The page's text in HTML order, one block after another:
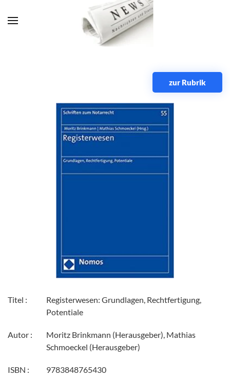
Zum Hauptinhalt springen
zur Rubrik
Titel :
Registerwesen: Grundlagen, Rechtfertigung,
Potentiale
Autor :
Moritz Brinkmann (Herausgeber), Mathias
Schmoeckel (Herausgeber)
ISBN : 9783848765430